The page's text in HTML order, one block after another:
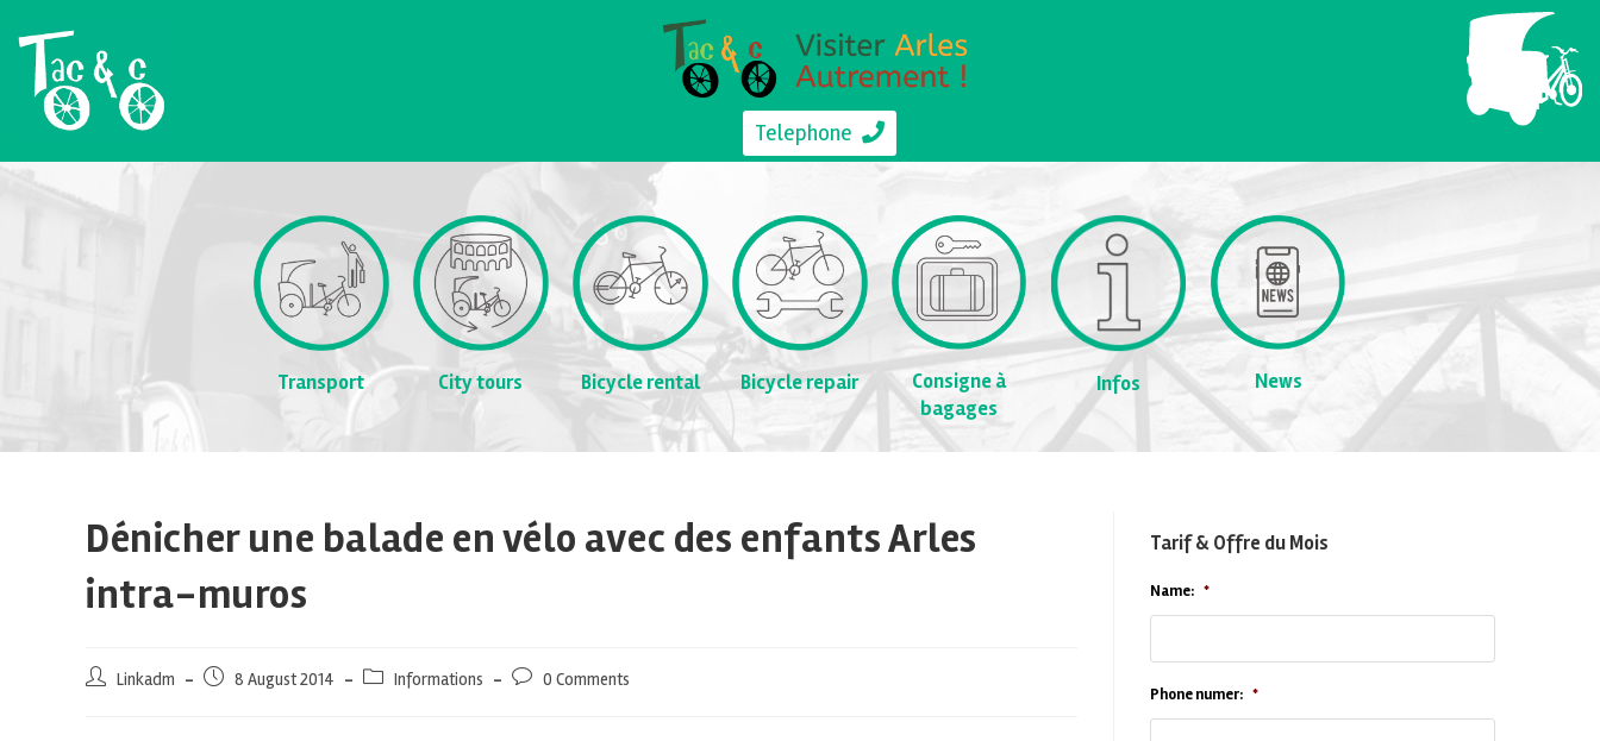
Telephone
Transport City tours Bicycle rental Bicycle repair
Consigne à
bagages
Infos News
Dénicher une balade en vélo avec des enfants Arles
intra-muros
Linkadm 8 August 2014 Informations 0 Comments
Tarif & Offre du Mois
Name: *
Phone numer: *